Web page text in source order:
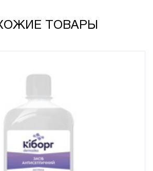
ТОВАРЫ